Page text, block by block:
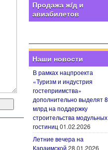
Продажа ж/д и
авиабилетов
Наши новости
В рамках нацпроекта
«Туризм и индустрия
гостеприимства»
дополнительно выделят 8
млрд на поддержку
строительства модульных
гостиниц 01.02.2026
Летние вечера на
Караимской 28.01.2026